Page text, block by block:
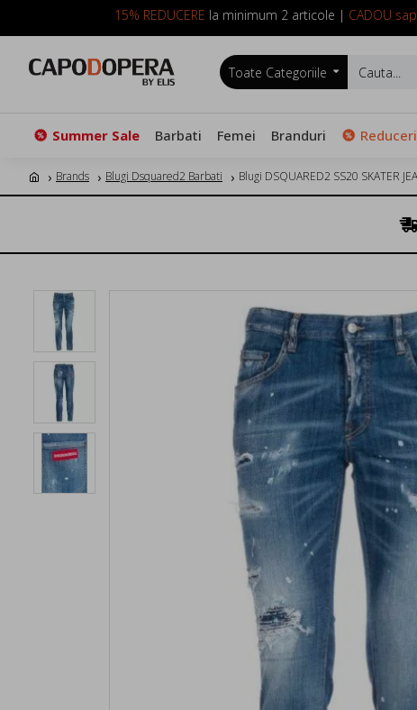
15% REDUCERE la minimum 2 articole | CADOU
Toate Categoriile
Summer Sale Barbati Femei Branduri Reduceri
Brands Blugi Dsquared2 Barbati Blugi DSQUARED2 SS20 SKATER